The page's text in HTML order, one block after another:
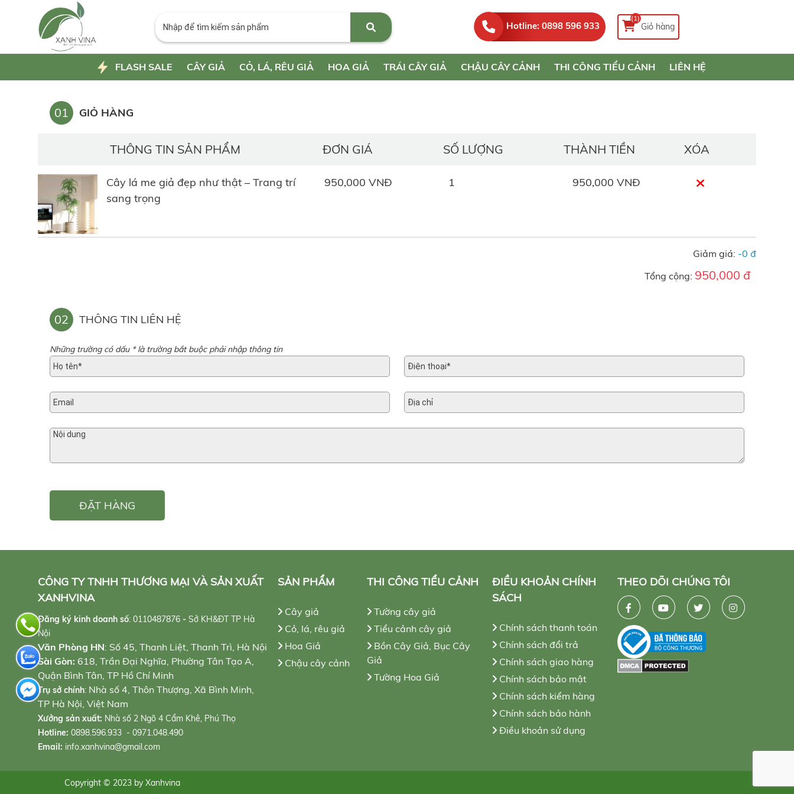
Hotline: 0898 596 933
(1)
Giỏ hàng
FLASH SALE CÂY GIẢ CỎ, LÁ, RÊU GIẢ HOA GIẢ TRÁI CÂY GIẢ CHẬU CÂY CẢNH THI CÔNG TIỂU CẢNH LIÊN HỆ
01 GIỎ HÀNG
THÔNG TIN SẢN PHẨM ĐƠN GIÁ SỐ LƯỢNG THÀNH TIỀN XÓA
Cây lá me giả đẹp như thật – Trang trí
sang trọng
950,000 VNĐ 1 950,000 VNĐ
Giảm giá: -0 đ
Tổng cộng: 950,000 đ
02 THÔNG TIN LIÊN HỆ
Những trường có dấu * là trường bắt buộc phải nhập thông tin
ĐẶT HÀNG
CÔNG TY TNHH THƯƠNG MẠI VÀ SẢN XUẤT
XANHVINA
Đăng ký kinh doanh số: 0110487876 - Sở KH&ĐT TP Hà
Nội
Văn Phòng HN: Số 45, Thanh Liệt, Thanh Trì, Hà Nội
Sài Gòn: 618, Trần Đại Nghĩa, Phường Tân Tạo A,
Quận Bình Tân, TP Hồ Chí Minh
Trụ sở chính: Nhà số 4, Thôn Thượng, Xã Bình Minh,
TP Hà Nội, Việt Nam
Xưởng sản xuất: Nhà số 2 Ngõ 4 Cẩm Khê, Phú Thọ
Hotline: 0898.596.933 - 0971.048.490
Email: info.xanhvina@gmail.com
SẢN PHẨM
Cây giả
Cỏ, lá, rêu giả
Hoa Giả
Chậu cây cảnh
THI CÔNG TIỂU CẢNH
Tường cây giả
Tiểu cảnh cây giả
Bồn Cây Giả, Bục Cây
Giả
Tường Hoa Giả
ĐIỀU KHOẢN CHÍNH
SÁCH
Chính sách thanh toán
Chính sách đổi trả
Chính sách giao hàng
Chính sách bảo mật
Chính sách kiểm hàng
Chính sách bảo hành
Điều khoản sử dụng
THEO DÕI CHÚNG TÔI
Copyright © 2023 by Xanhvina